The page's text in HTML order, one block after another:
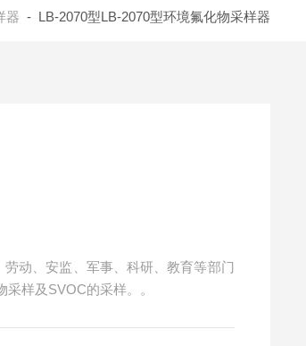
器 - LB-2070型LB-2070型环境氟化物采样器
动、安监、军事、科研、教育等部门
样及SVOC的采样。。